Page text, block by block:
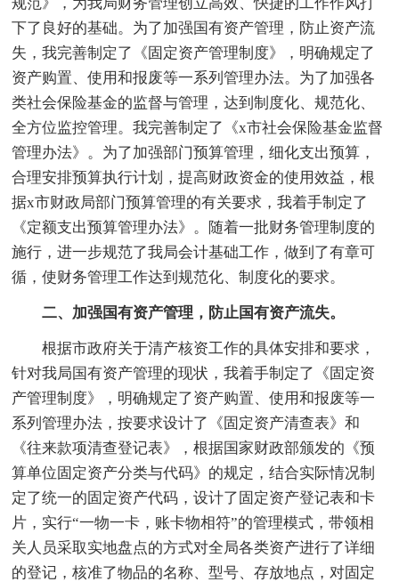
下了良好的基础。为了加强国有资产管理，防止资产流
失，我完善制定了《固定资产管理制度》，明确规定了
资产购置、使用和报废等一系列管理办法。为了加强各
类社会保险基金的监督与管理，达到制度化、规范化、
全方位监控管理。我完善制定了《x市社会保险基金监督
管理办法》。为了加强部门预算管理，细化支出预算，
合理安排预算执行计划，提高财政资金的使用效益，根
据x市财政局部门预算管理的有关要求，我着手制定了
《定额支出预算管理办法》。随着一批财务管理制度的
施行，进一步规范了我局会计基础工作，做到了有章可
循，使财务管理工作达到规范化、制度化的要求。
二、加强国有资产管理，防止国有资产流失。
根据市政府关于清产核资工作的具体安排和要求，
针对我局国有资产管理的现状，我着手制定了《固定资
产管理制度》，明确规定了资产购置、使用和报废等一
系列管理办法，按要求设计了《固定资产清查表》和
《往来款项清查登记表》，根据国家财政部颁发的《预
算单位固定资产分类与代码》的规定，结合实际情况制
定了统一的固定资产代码，设计了固定资产登记表和卡
片，实行“一物一卡，账卡物相符”的管理模式，带领相
关人员采取实地盘点的方式对全局各类资产进行了详细
的登记，核准了物品的名称、型号、存放地点，对固定